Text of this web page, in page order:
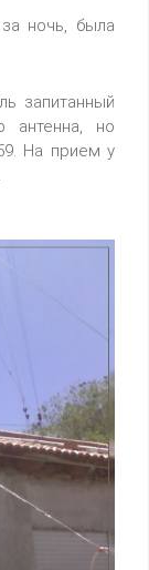
ночь, была
запитанный
антенна, но
На прием у